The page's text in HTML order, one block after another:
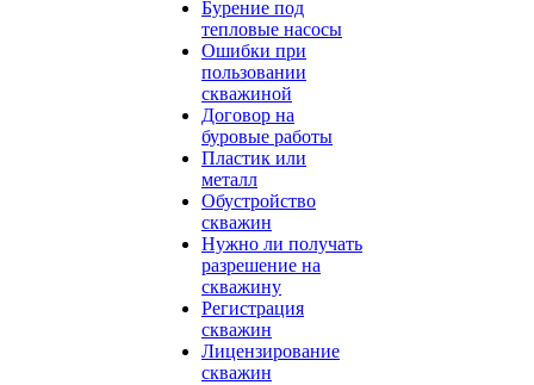
Бурение под
тепловые насосы
Ошибки при
пользовании
скважиной
Договор на
буровые работы
Пластик или
металл
Обустройство
скважин
Нужно ли получать
разрешение на
скважину
Регистрация
скважин
Лицензирование
скважин